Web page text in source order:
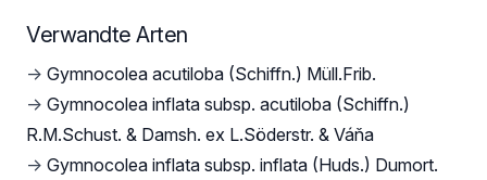
Verwandte Arten
→ Gymnocolea acutiloba (Schiffn.) Müll.Frib.
→ Gymnocolea inflata subsp. acutiloba (Schiffn.)
R.M.Schust. & Damsh. ex L.Söderstr. & Váňa
→ Gymnocolea inflata subsp. inflata (Huds.) Dumort.